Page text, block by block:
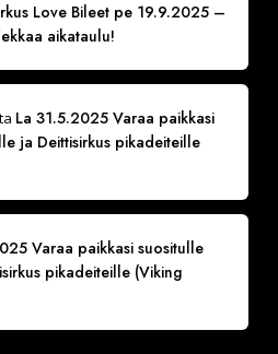
Love Bileet pe 19.9.2025 –
aikataulu!
La 31.5.2025 Varaa paikkasi
ja Deittisirkus pikadeiteille
Varaa paikkasi suositulle
pikadeiteille (Viking